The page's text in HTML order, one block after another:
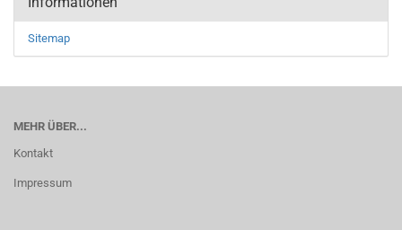
Sitemap
MEHR ÜBER...
Kontakt
Impressum